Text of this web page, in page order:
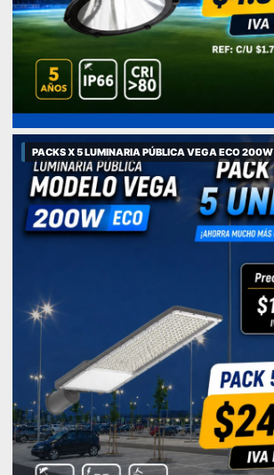
PACKS X 5 LUMINARIA PÚBLICA VEGA ECO 200W